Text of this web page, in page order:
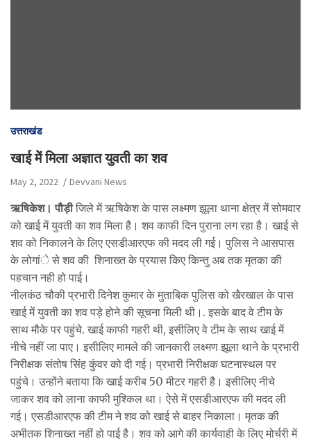
उत्तराखंड
खाई मेें मिला अज्ञात युवती का शव
May 2, 2022 Devvani News
ऋषिकेश। पौड़ीजिले में ऋषिकेश के पास लक्ष्मण झूला थाना क्षेत्र में सोमवार
को खाई में युवती का शव मिला है। शव काफी दिन पुराना लग रहा है। खाई से
शव को निकालने के लिए एसडीआरएफ की मदद ली गई। पुलिस ने आसपास
के लोगांे से शव की शिनाख्त के प्रयास किए किन्तु अब तक मृतका की
पहचान नही हो पाई।
नीलकंठ चौकी प्रभारी दिनेश कुमार के मुताबिक पुलिस को खैरखाल के पास
खाई में युवती का शव पड़े होने की सूचना मिली थी।. इसके बाद वे टीम के
साथ मौके पर पहुंचे. खाई काफी गहरी थी, इसीलिए वे टीम के साथ खाई में
नीचे नहीं जा पाए। इसीलिए मामले की जानकारी लक्ष्मण झूला थाने के प्रभारी
निरीक्षक संतोष सिंह कुंवर को दी गई। प्रभारी निरीक्षक घटनास्थल पर
पहुंचे। उन्होंने बताया कि खाई करीब 50 मीटर गहरी है। इसीलिए नीचे
जाकर शव को लाना काफी मुश्किल था। ऐसे में एसडीआरएफ की मदद ली
गई। एसडीआरएफ की टीम ने शव को खाई से बाहर निकाला। मृतक की
अभीतक शिनाख्त नहीं हो पाई है। शव को आगे की कार्यवाही के लिए मोर्चरी में